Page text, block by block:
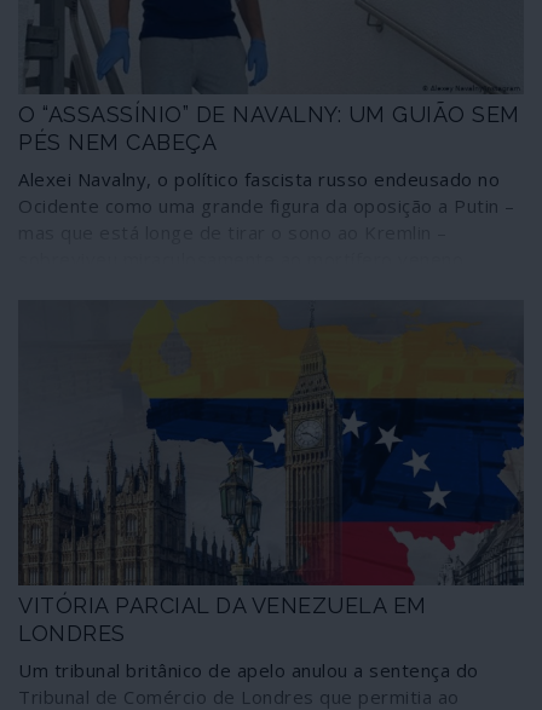
O “ASSASSÍNIO” DE NAVALNY: UM GUIÃO SEM
PÉS NEM CABEÇA
Alexei Navalny, o político fascista russo endeusado no
Ocidente como uma grande figura da oposição a Putin –
duplo Skripal, aparentemente são como um pero depois
de ter sido dado como praticamente morto. Das três
Novichok perdeu potencialidades em termos de
letalidade ou simplesmente nunca houve Novichok
nestas histórias para entreter telejornais e alimentar a
guerra contra a Rússia. Histórias mal contadas, que não
têm factualmente pés nem cabeça, mas que são levadas
a sério e podem gerar convulsões de consequências
imprevisíveis. Assim funciona a propaganda que tomou
as rédeas da informação.
VITÓRIA PARCIAL DA VENEZUELA EM
LONDRES
Um tribunal britânico de apelo anulou a sentença do
Tribunal de Comércio de Londres que permitia ao